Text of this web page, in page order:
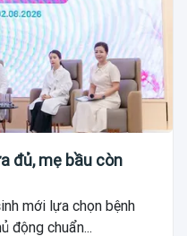
đủ, mẹ bầu còn
mới lựa chọn bệnh
động chuẩn...